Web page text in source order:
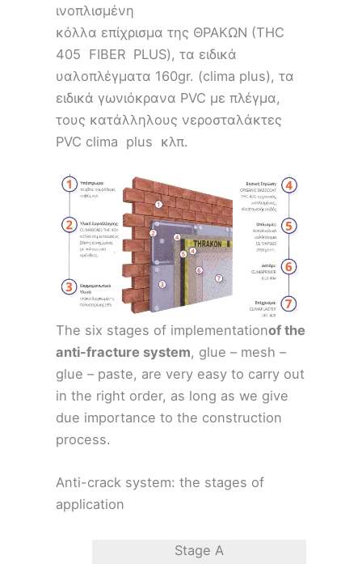
ινοπλισμένη
κόλλα επίχρισμα της ΘΡΑΚΩΝ (THC
405 FIBER PLUS), τα ειδικά
υαλοπλέγματα 160gr. (clima plus), τα
ειδικά γωνιόκρανα PVC με πλέγμα,
τους κατάλληλους νεροσταλάκτες
PVC clima plus κλπ.
The six stages of implementationof the
anti-fracture system, glue – mesh –
glue – paste, are very easy to carry out
in the right order, as long as we give
due importance to the construction
process.
Anti-crack system: the stages of
application
Stage A